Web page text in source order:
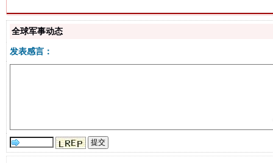
揭批美国五大"原罪" "炒
全球军事动态
发表感言：